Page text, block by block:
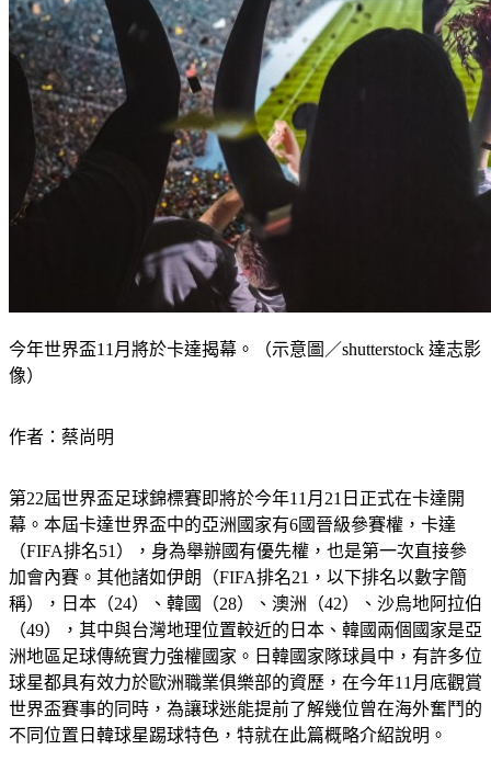
今年世界盃11月將於卡達揭幕。（示意圖／shutterstock 達志影
像）
作者：蔡尚明
第22屆世界盃足球錦標賽即將於今年11月21日正式在卡達開
幕。本屆卡達世界盃中的亞洲國家有6國晉級參賽權，卡達
（FIFA排名51），身為舉辦國有優先權，也是第一次直接參
加會內賽。其他諸如伊朗（FIFA排名21，以下排名以數字簡
稱），日本（24）、韓國（28）、澳洲（42）、沙烏地阿拉伯
（49），其中與台灣地理位置較近的日本、韓國兩個國家是亞
洲地區足球傳統實力強權國家。日韓國家隊球員中，有許多位
球星都具有效力於歐洲職業俱樂部的資歷，在今年11月底觀賞
世界盃賽事的同時，為讓球迷能提前了解幾位曾在海外奮鬥的
不同位置日韓球星踢球特色，特就在此篇概略介紹說明。